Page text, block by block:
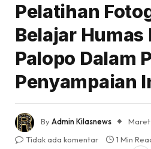
Pelatihan
Belajar Humas
Palopo Dalam
Penyampaian
ByAdmin Kilasnews
Maret
Tidak ada komentar
1 Min